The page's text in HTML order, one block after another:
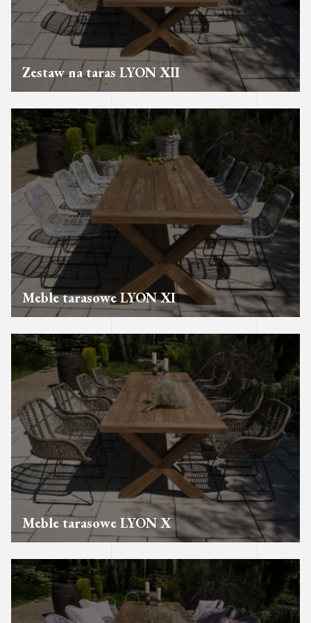
Zestaw na taras LYON XII
Meble tarasowe LYON XI
Meble tarasowe LYON X